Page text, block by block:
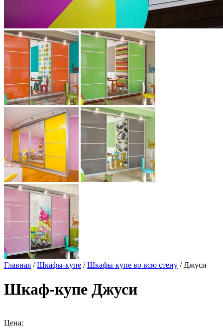
Главная /Шкафы-купе /Шкафы-купе во всю стену / Джуси
Шкаф-купе Джуси
Цена: